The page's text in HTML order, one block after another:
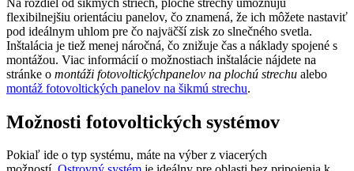
flexibilnejšiu orientáciu panelov, čo znamená, že ich môžete nastaviť
pod ideálnym uhlom pre čo najväčší zisk zo slnečného svetla.
Inštalácia je tiež menej náročná, čo znižuje čas a náklady spojené s
montážou. Viac informácií o možnostiach inštalácie nájdete na
stránke o montáži fotovoltickýchpanelov na plochú strechu alebo
montáž fotovoltických panelov na šikmú strechu.
Možnosti fotovoltických systémov
Pokiaľ ide o typ systému, máte na výber z viacerých